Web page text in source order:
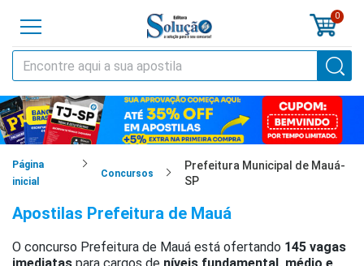
0
Página
inicial
Concursos
Prefeitura Municipal de Mauá-
SP
Apostilas Prefeitura de Mauá
O concurso Prefeitura de Mauá está ofertando 145 vagas